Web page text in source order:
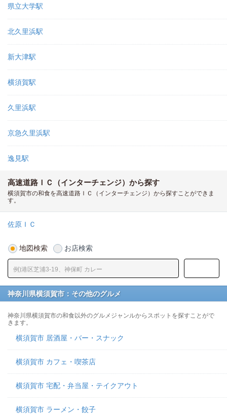
県立大学駅
北久里浜駅
新大津駅
横須賀駅
久里浜駅
京急久里浜駅
逸見駅
高速道路ＩＣ（インターチェンジ）から探す
横須賀市の和食を高速道路ＩＣ（インターチェンジ）から探すことができま
す。
佐原ＩＣ
地図検索 お店検索
神奈川県横須賀市：その他のグルメ
神奈川県横須賀市の和食以外のグルメジャンルからスポットを探すことがで
きます。
横須賀市 居酒屋・バー・スナック
横須賀市 カフェ・喫茶店
横須賀市 宅配・弁当屋・テイクアウト
横須賀市 ラーメン・餃子